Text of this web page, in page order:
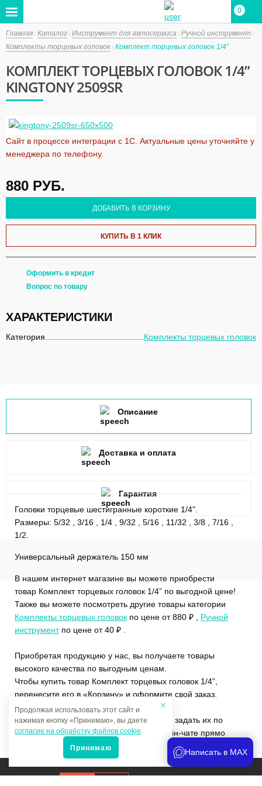
0
Главная Каталог Инструмент для автосервиса
Ручной инструмент
Комплекты торцевых головок Комплект торцевых головок 1/4”
КОМПЛЕКТ ТОРЦЕВЫХ ГОЛОВОК 1/4”
KINGTONY 2509SR
Сайт в процессе интеграции с 1С. Актуальные цены уточняйте у
менеджера по телефону.
880 РУБ.
ДОБАВИТЬ В КОРЗИНУ
КУПИТЬ В 1 КЛИК
Оформить в кредит
Вопрос по товару
ХАРАКТЕРИСТИКИ
Категория Комплекты торцевых головок
Описание
Головки торцевые шестигранные короткие 1/4".
Размеры: 5/32 , 3/16 , 1/4 , 9/32 , 5/16 , 11/32 , 3/8 , 7/16 ,
1/2.
Универсальный держатель 150 мм
В нашем интернет магазине вы можете приобрести
товар Комплект торцевых головок 1/4” по выгодной цене!
Также вы можете посмотреть другие товары категории
Комплекты торцевых головок по цене от 880 ₽ , Ручной
инструментпо цене от 40 ₽ .
Приобретая продукцию у нас, вы получаете товары
высокого качества по выгодным ценам.
Чтобы купить товар Комплект торцевых головок 1/4”,
перенесите его в «Корзину» и оформите свой заказ.
Если у вас остались вопросы, вы можете задать их по
телефону+7 (4822)65-69-46или в онлайн-чате прямо
Доставка и оплата
Гарантия
Продвижение сайта
Продолжая использовать этот сайт и
нажимая кнопку «Принимаю», вы даете
согласие на обработку файлов cookie.
Принимаю Написать в MAX